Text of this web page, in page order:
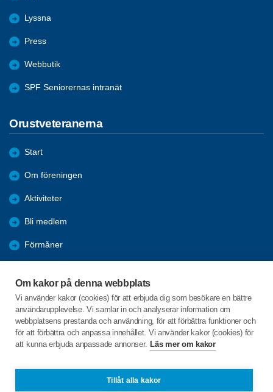
Om kakor på denna webbplats
Vi använder kakor (cookies) för att erbjuda dig som besökare en bättre
användarupplevelse. Vi samlar in och analyserar information om
webbplatsens prestanda och användning, för att förbättra funktioner och
för att förbättra och anpassa innehållet. Vi använder kakor (cookies) för
att kunna erbjuda anpassade annonser. Läs mer om kakor
Tillåt alla kakor
Lyssna
Press
Webbutik
SPF Seniorernas intranät
Orustveteranerna
Start
Om föreningen
Aktiviteter
Bli medlem
Förmåner
Orust kommun
Nyheter
C/o:Lars-Åke Gustavsson